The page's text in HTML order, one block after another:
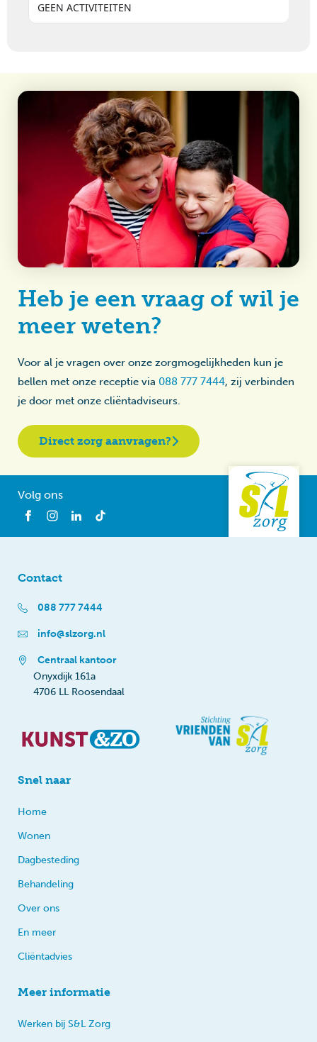
GEEN ACTIVITEITEN
Heb je een vraag of wil je
meer weten?
Voor al je vragen over onze zorgmogelijkheden kun je
bellen met onze receptie via 088 777 7444, zij verbinden
je door met onze cliëntadviseurs.
Direct zorg aanvragen?
Volg ons
Contact
088 777 7444
info@slzorg.nl
Centraal kantoor
Onyxdijk 161a
4706 LL Roosendaal
Snel naar
Home
Wonen
Dagbesteding
Behandeling
Over ons
En meer
Cliëntadvies
Meer informatie
Werken bij S&L Zorg